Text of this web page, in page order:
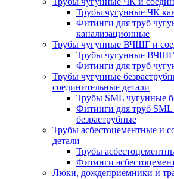
Трубы чугунные ЧК
Фитинги для труб
канализационные
Трубы чугунные ВЧШГ и
Трубы чугунные ВЧШГ
Фитинги для труб
Трубы чугунные
соединительные детали
Трубы SML чугунные
Фитинги для труб
безраструбные
Трубы асбестоцементные и
детали
Трубы
Фитинги
Люки, дождеприемники и